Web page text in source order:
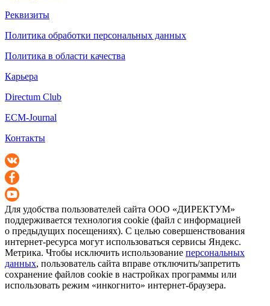
Реквизиты
Политика обработки персональных данных
Политика в области качества
Карьера
Directum Club
ECM-Journal
Контакты
Для удобства пользователей сайта ООО «ДИРЕКТУМ»
поддерживается технология cookie (файл с информацией
о предыдущих посещениях). С целью совершенствования
интернет-ресурса могут использоваться сервисы Яндекс.
Метрика. Чтобы исключить использование персональных
данных, пользователь сайта вправе отключить/запретить
сохранение файлов cookie в настройках программы или
использовать режим «инкогнито» интернет-браузера.